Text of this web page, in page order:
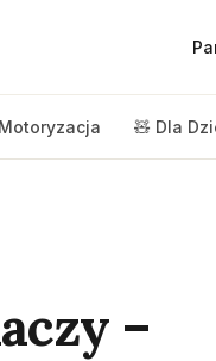
🧸 Dla
–